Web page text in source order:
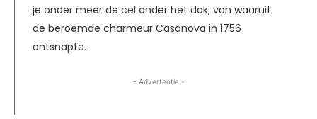
je onder meer de cel onder het dak, van waaruit
de beroemde charmeur Casanova in 1756
ontsnapte.
- Advertentie -